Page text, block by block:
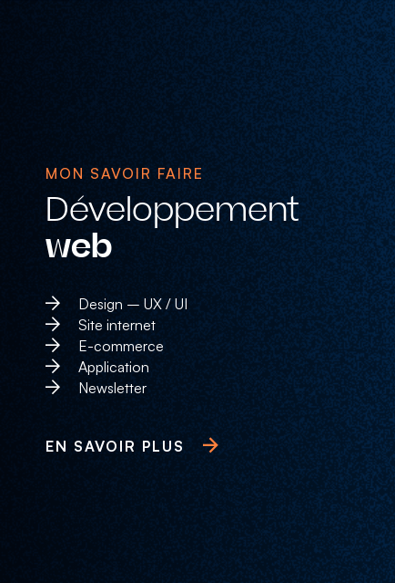
MON SAVOIR FAIRE
Développement
web
Design – UX / UI
Site internet
E-commerce
Application
Newsletter
EN SAVOIR PLUS